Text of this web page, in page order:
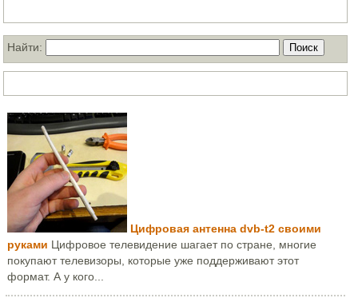
Найти:
Цифровая антенна dvb-t2 своими
руками Цифровое телевидение шагает по стране, многие
покупают телевизоры, которые уже поддерживают этот
формат. А у кого...